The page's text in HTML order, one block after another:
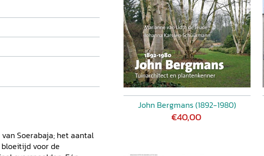
van Soerabaja; het aantal
voor de
John Bergmans (1892-1980)
€40,00